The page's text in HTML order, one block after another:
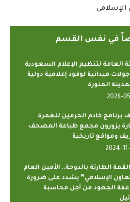
الإسلامي
في نفس القسم
العامة لتنظيم الإعلام السعودية
ميدانية لوفود إعلامية دولية
المنورة
2026-
برنامج خادم الحرمين للعمرة
يزورون مجمع طباعة المصحف
ومواقع تاريخية
2024-
الطارئة بالدوحة.. الأمين العام
الإسلامي” يشدد على ضرورة
الجهود من أجل محاسبة